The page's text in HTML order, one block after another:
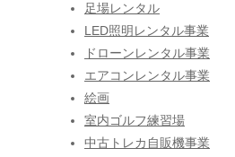
足場レンタル
LED照明レンタル事業
ドローンレンタル事業
エアコンレンタル事業
絵画
室内ゴルフ練習場
中古トレカ自販機事業